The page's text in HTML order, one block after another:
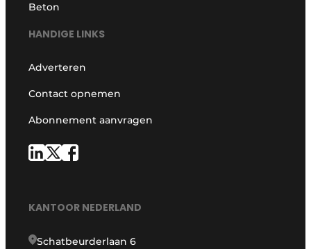
Beton
HANDIGE LINKS
Adverteren
Contact opnemen
Abonnement aanvragen
KANTOOR NEDERLAND
Schatbeurderlaan 6